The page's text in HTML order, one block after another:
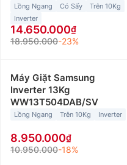
Lồng Ngang Có Sấy
Trên 10Kg
Inverter
14.650.000
18.950.000-23%
Máy Giặt Samsung
Inverter 13Kg
WW13T504DAB/SV
Lồng Ngang Trên 10Kg Inverter
8.950.000
10.950.000-18%